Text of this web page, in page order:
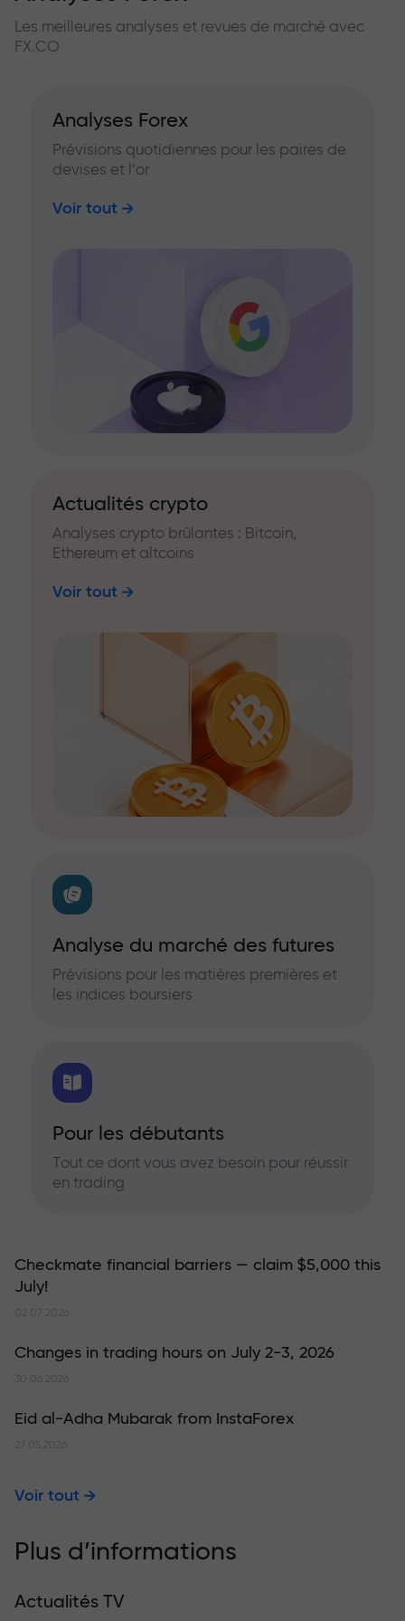
Les meilleures analyses et revues de marché avec
FX.CO
Analyses Forex
Prévisions quotidiennes pour les paires de
devises et l’or
Voir tout
Actualités crypto
Analyses crypto brûlantes : Bitcoin,
Ethereum et altcoins
Voir tout
Analyse du marché des futures
Prévisions pour les matières premières et
les indices boursiers
Pour les débutants
Tout ce dont vous avez besoin pour réussir
en trading
Checkmate financial barriers — claim $5,000 this
July!
02.07.2026
Changes in trading hours on July 2-3, 2026
30.06.2026
Eid al-Adha Mubarak from InstaForex
27.05.2026
Voir tout
Plus d’informations
Actualités TV